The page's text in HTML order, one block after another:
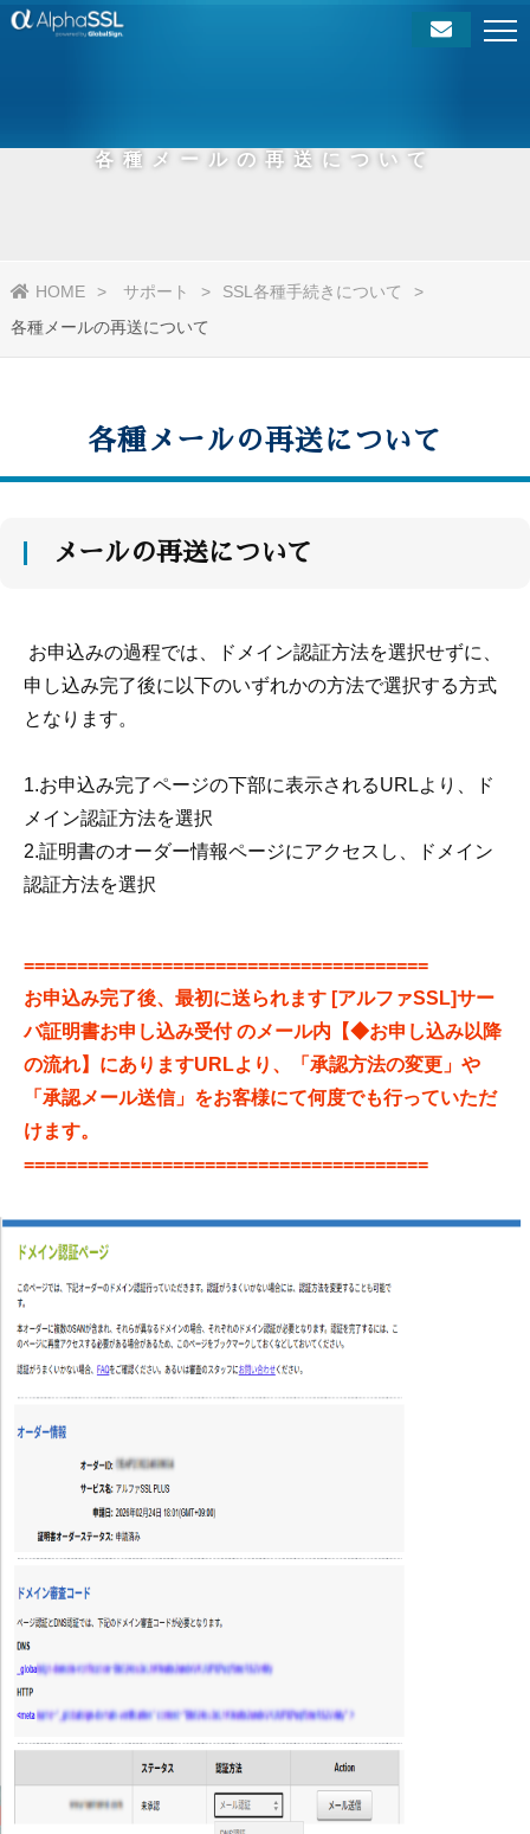
各種メールの再送について
HOME サポート
SSL各種手続きについて
各種メールの再送について
各種メールの再送について
メールの再送について
お申込みの過程では、ドメイン認証方法を選択せずに、
申し込み完了後に以下のいずれかの方法で選択する方式
となります。
1.お申込み完了ページの下部に表示されるURLより、ド
メイン認証方法を選択
2.証明書のオーダー情報ページにアクセスし、ドメイン
認証方法を選択
======================================
お申込み完了後、最初に送られます [アルファSSL]サー
バ証明書お申し込み受付 のメール内【◆お申し込み以降
の流れ】にありますURLより、「承認方法の変更」や
「承認メール送信」をお客様にて何度でも行っていただ
けます。
======================================